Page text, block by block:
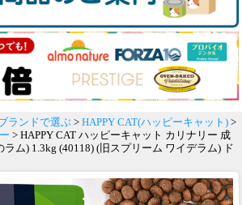
ランドで選ぶ > HAPPY CAT(ハッピーキャット) >
> HAPPY CAT ハッピーキャット カリナリー 成
ム) 1.3kg (40118) (旧スプリーム ワイデラム) ド